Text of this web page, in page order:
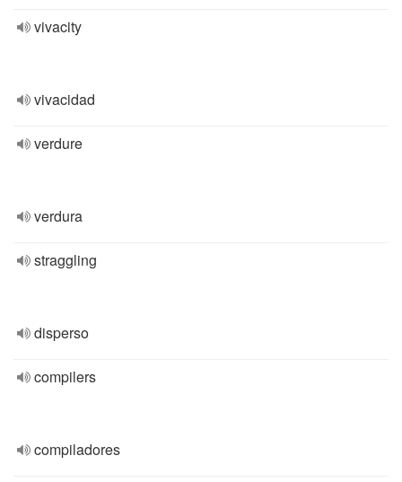
vivacity
vivacidad
verdure
verdura
straggling
disperso
compilers
compiladores